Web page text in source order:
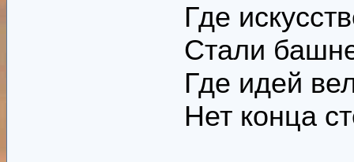
Где
Стали
Где идей
Нет конца